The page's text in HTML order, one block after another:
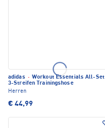
adidas · Workout Essentials All-Set
3-Streifen Trainingshose
Herren
€ 44,99